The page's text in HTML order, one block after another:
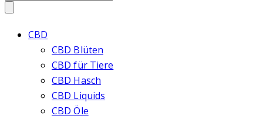
CBD
CBD Blüten
CBD für Tiere
CBD Hasch
CBD Liquids
CBD Öle